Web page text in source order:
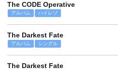
The CODE Operative
アルバム ハイレゾ
The Darkest Fate
アルバム シングル
The Darkest Fate